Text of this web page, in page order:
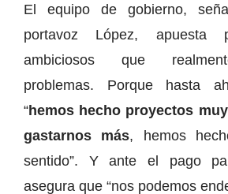
El equipo de gobierno,
portavoz López, apuesta
ambiciosos que
problemas. Porque hasta
“hemos hecho proyectos
gastarnos más, hemos
sentido”. Y ante el pago
asegura que “nos podemos